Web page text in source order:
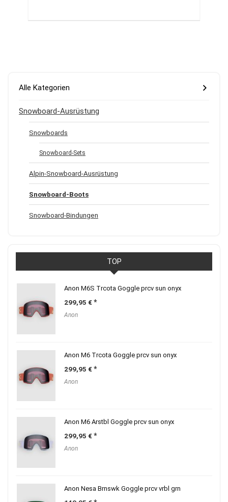
Alle Kategorien
Snowboard-Ausrüstung
Snowboards
Snowboard-Sets
Alpin-Snowboard-Ausrüstung
Snowboard-Boots
Snowboard-Bindungen
TOP
Anon M6S Trcota Goggle prcv sun onyx
299,95 €
Anon
Anon M6 Trcota Goggle prcv sun onyx
299,95 €
Anon
Anon M6 Arstbl Goggle prcv sun onyx
299,95 €
Anon
Anon Nesa Brnswk Goggle prcv vrbl grn